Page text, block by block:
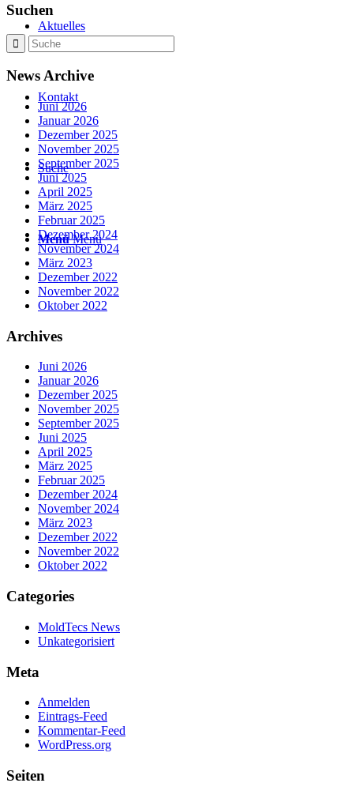
Aktuelles
Kontakt
Suche
Menü Menü
Suchen
News Archive
Juni 2026
Januar 2026
Dezember 2025
November 2025
September 2025
Juni 2025
April 2025
März 2025
Februar 2025
Dezember 2024
November 2024
März 2023
Dezember 2022
November 2022
Oktober 2022
Archives
Juni 2026
Januar 2026
Dezember 2025
November 2025
September 2025
Juni 2025
April 2025
März 2025
Februar 2025
Dezember 2024
November 2024
März 2023
Dezember 2022
November 2022
Oktober 2022
Categories
MoldTecs News
Unkategorisiert
Meta
Anmelden
Eintrags-Feed
Kommentar-Feed
WordPress.org
Seiten